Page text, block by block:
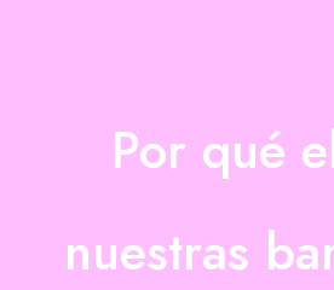
Por qué
nuestras